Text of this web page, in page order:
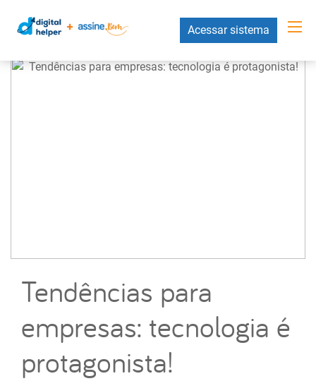
Acessar sistema
Tendências para
empresas: tecnologia é
protagonista!